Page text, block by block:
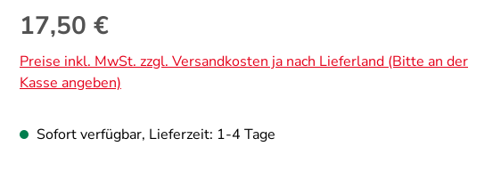
Regulärer Preis:
17,50 €
Preise inkl. MwSt. zzgl. Versandkosten ja nach Lieferland (Bitte an der
Kasse angeben)
Sofort verfügbar, Lieferzeit: 1-4 Tage